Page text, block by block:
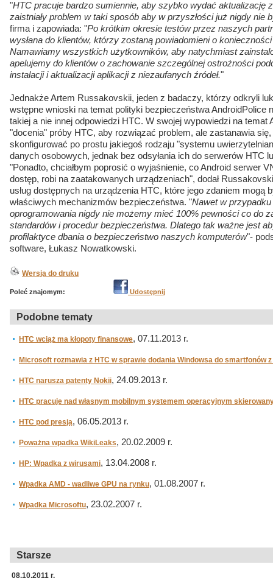
"HTC pracuje bardzo sumiennie, aby szybko wydać aktualizację
zaistniały problem w taki sposób aby w przyszłości już nigdy nie
firma i zapowiada: "Po krótkim okresie testów przez naszych
wysłana do klientów, którzy zostaną powiadomieni o
Namawiamy wszystkich użytkowników, aby natychmiast
apelujemy do klientów o zachowanie szczególnej ostrożności
instalacji i aktualizacji aplikacji z niezaufanych źródeł."
Jednakże Artem Russakovskii, jeden z badaczy, którzy odkryli
wstępne wnioski na temat polityki bezpieczeństwa AndroidPolice
takiej a nie innej odpowiedzi HTC. W swojej wypowiedzi na temat
"docenia" próby HTC, aby rozwiązać problem, ale zastanawia
skonfigurować po prostu jakiegoś rodzaju "systemu
danych osobowych, jednak bez odsyłania ich do serwerów HTC
"Ponadto, chciałbym poprosić o wyjaśnienie, co Android serwer
dostęp, robi na zaatakowanych urządzeniach", dodał
usług dostępnych na urządzenia HTC, które jego zdaniem mogą
właściwych mechanizmów bezpieczeństwa. "Nawet w
oprogramowania nigdy nie możemy mieć 100% pewności co do
standardów i procedur bezpieczeństwa. Dlatego tak ważne jest
profilaktyce dbania o bezpieczeństwo naszych komputerów"-
software, Łukasz Nowatkowski.
Wersja do druku
Poleć znajomym: Udostępnij
Podobne tematy
HTC wciąż ma kłopoty finansowe, 07.11.2013 r.
Microsoft rozmawia z HTC w sprawie dodania Windowsa do smartfonów
HTC narusza patenty Nokii, 24.09.2013 r.
HTC pracuje nad własnym mobilnym systemem operacyjnym
HTC pod presją, 06.05.2013 r.
Poważna wpadka WikiLeaks, 20.02.2009 r.
HP: Wpadka z wirusami, 13.04.2008 r.
Wpadka AMD - wadliwe GPU na rynku, 01.08.2007 r.
Wpadka Microsoftu, 23.02.2007 r.
Starsze
08.10.2011 r.